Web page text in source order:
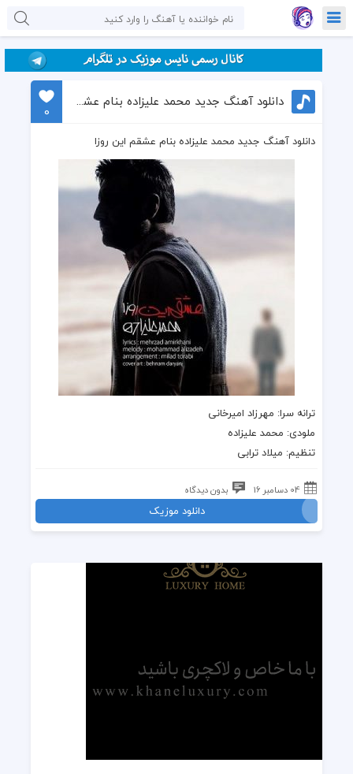
دانلود آهنگ جدید محمد علیزاده بنام عشقم این روزا
0
دانلود آهنگ جدید محمد علیزاده بنام عشقم این روزا
ترانه سرا: مهرزاد امیرخانی
ملودی: محمد علیزاده
تنظیم: میلاد ترابی
04 دسامبر 16 بدون دیدگاه
دانلود موزیک